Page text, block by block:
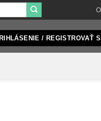
/ REGISTROVAŤ